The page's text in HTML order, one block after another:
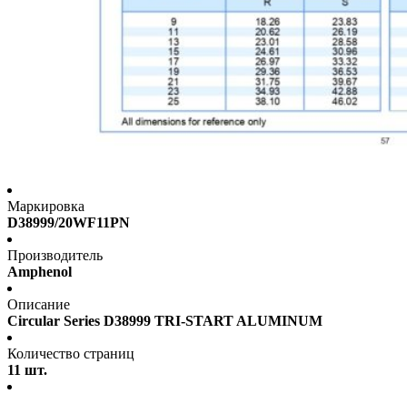
Маркировка
D38999/20WF11PN
Производитель
Amphenol
Описание
Circular Series D38999 TRI-START ALUMINUM
Количество страниц
11 шт.